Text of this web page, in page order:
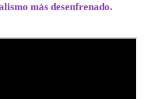
más desenfrenado.